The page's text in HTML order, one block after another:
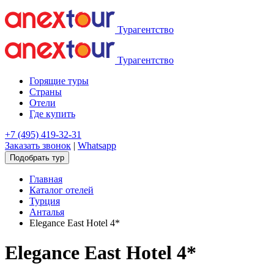
Турагентство
Турагентство
Горящие туры
Страны
Отели
Где купить
+7 (495) 419-32-31
Заказать звонок | Whatsapp
Подобрать тур
Главная
Каталог отелей
Турция
Анталья
Elegance East Hotel 4*
Elegance East Hotel 4*